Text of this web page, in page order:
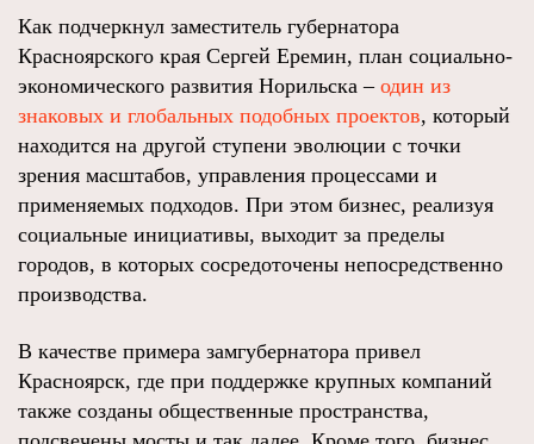
Как подчеркнул заместитель губернатора
Красноярского края Сергей Еремин, план социально-
экономического развития Норильска – один из
знаковых и глобальных подобных проектов, который
находится на другой ступени эволюции с точки
зрения масштабов, управления процессами и
применяемых подходов. При этом бизнес, реализуя
социальные инициативы, выходит за пределы
городов, в которых сосредоточены непосредственно
производства.
В качестве примера замгубернатора привел
Красноярск, где при поддержке крупных компаний
также созданы общественные пространства,